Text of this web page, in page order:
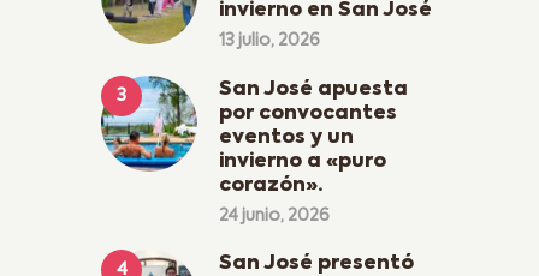
invierno en San José
13 julio, 2026
San José apuesta
por convocantes
eventos y un
invierno a «puro
corazón».
24 junio, 2026
San José presentó